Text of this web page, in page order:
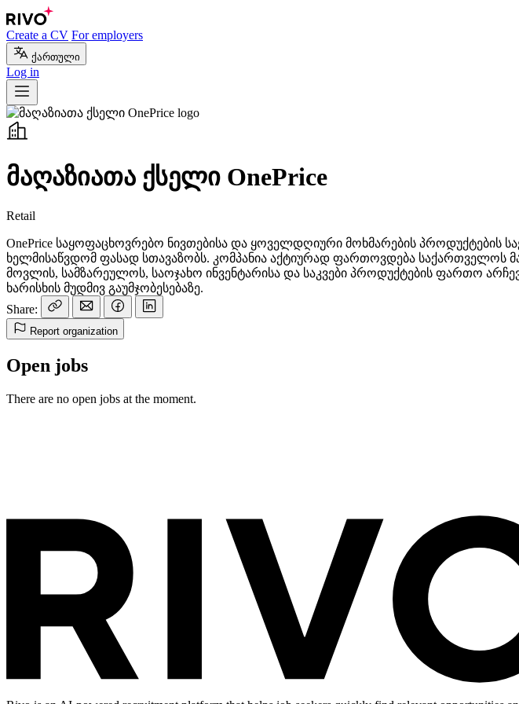
Create a CV For employers
ქართული
Log in
მაღაზიათა ქსელი OnePrice
Retail
OnePrice საყოფაცხოვრებო ნივთებისა და ყოველდღიური მოხმარების
ხელმისაწვდომ ფასად სთავაზობს. კომპანია აქტიურად ფართოვდება საქართველოს
მოვლის, სამზარეულოს, საოჯახო ინვენტარისა და საკვები პროდუქტების ფართო
ხარისხის მუდმივ გაუმჯობესებაზე.
Share:
Report organization
Open jobs
There are no open jobs at the moment.